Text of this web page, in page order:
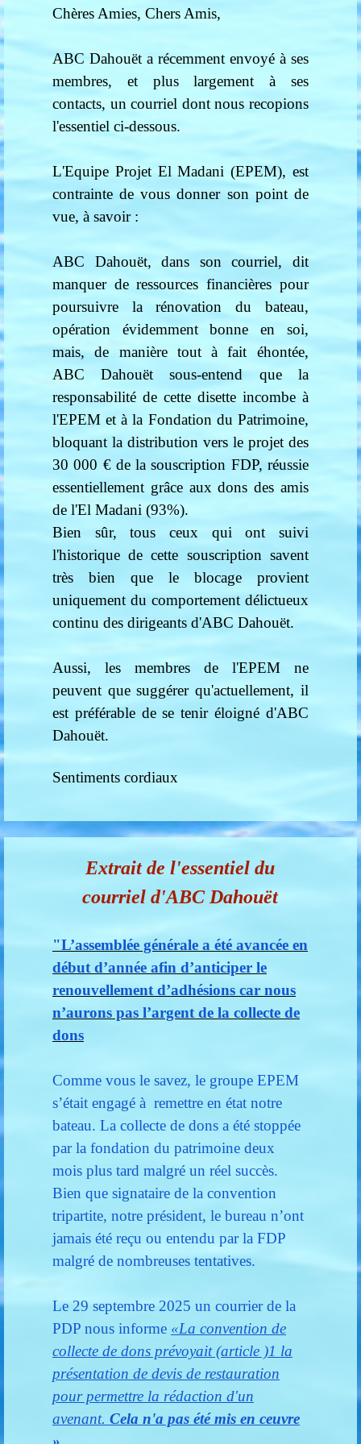
Chères Amies, Chers Amis,
ABC Dahouët a récemment envoyé à ses
membres, et plus largement à ses
contacts, un courriel dont nous recopions
l'essentiel ci-dessous.
L'Equipe Projet El Madani (EPEM), est
contrainte de vous donner son point de
vue, à savoir :
ABC Dahouët, dans son courriel, dit
manquer de ressources financières pour
poursuivre la rénovation du bateau,
opération évidemment bonne en soi,
mais, de manière tout à fait éhontée,
ABC Dahouët sous-entend que la
responsabilité de cette disette incombe à
l'EPEM et à la Fondation du Patrimoine,
bloquant la distribution vers le projet des
30 000 € de la souscription FDP, réussie
essentiellement grâce aux dons des amis
de l'El Madani (93%).
Bien sûr, tous ceux qui ont suivi
l'historique de cette souscription savent
très bien que le blocage provient
uniquement du comportement délictueux
continu des dirigeants d'ABC Dahouët.
Aussi, les membres de l'EPEM ne
peuvent que suggérer qu'actuellement, il
est préférable de se tenir éloigné d'ABC
Dahouët.
Sentiments cordiaux
Extrait de l'essentiel du
courriel d'ABC Dahouët
"L’assemblée générale a été avancée en
début d’année afin d’anticiper le
renouvellement d’adhésions car nous
n’aurons pas l’argent de la collecte de
dons
Comme vous le savez, le groupe EPEM
s’était engagé à remettre en état notre
bateau. La collecte de dons a été stoppée
par la fondation du patrimoine deux
mois plus tard malgré un réel succès.
Bien que signataire de la convention
tripartite, notre président, le bureau n’ont
jamais été reçu ou entendu par la FDP
malgré de nombreuses tentatives.
Le 29 septembre 2025 un courrier de la
PDP nous informe «La convention de
collecte de dons prévoyait (article )1 la
présentation de devis de restauration
pour permettre la rédaction d'un
avenant. Cela n'a pas été mis en ceuvre